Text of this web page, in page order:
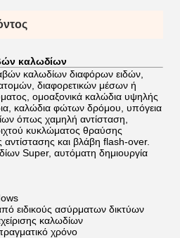
καλωδίων
καλωδίων διαφόρων ειδών,
διαφορετικών μέσων ή
ομοαξονικά καλώδια υψηλής
καλώδια φώτων δρόμου, υπόγεια
όπως χαμηλή αντίσταση,
κυκλώματος θραύσης
και βλάβη flash-over.
Super, αυτόματη δημιουργία
ειδικούς ασύρματων δικτύων
καλωδίων
χρόνο